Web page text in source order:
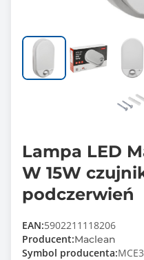
Lampa LED
W 15W
podczerwień
EAN:5902211118206
Producent:Maclean
Symbol producenta: